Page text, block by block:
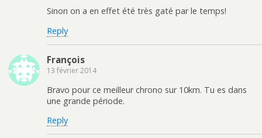
Sinon on a en effet été très gaté par le temps!
Reply
François
13 février 2014
Bravo pour ce meilleur chrono sur 10km. Tu es dans
une grande période.
Reply